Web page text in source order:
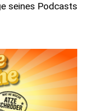
seines Podcasts